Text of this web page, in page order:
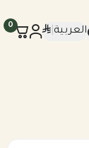
العربية 0